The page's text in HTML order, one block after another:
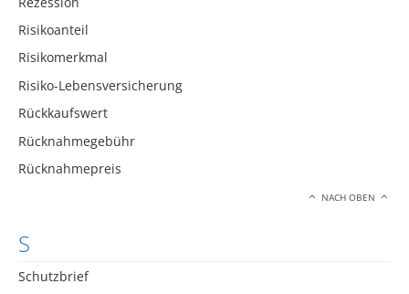
Risikoanteil
Risikomerkmal
Risiko-Lebensversicherung
Rückkaufswert
Rücknahmegebühr
Rücknahmepreis
NACH OBEN
S
Schutzbrief